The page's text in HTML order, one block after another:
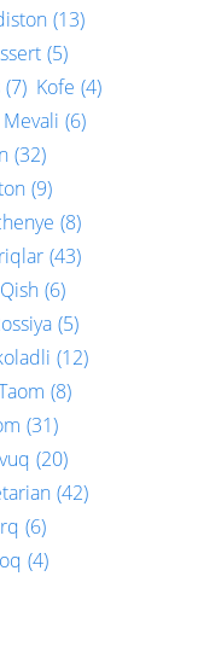
(13)
(5)
(7) Kofe (4)
Mevali (6)
(32)
(9)
(8)
(43)
Qish (6)
(5)
(12)
(8)
(31)
(20)
(42)
(6)
(4)